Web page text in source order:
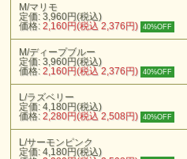
M/マリモ
定価: 3,960円(税込)
価格:2,160円(税込 2,376円) 40%OFF
M/ディープブルー
定価: 3,960円(税込)
価格:2,160円(税込 2,376円) 40%OFF
L/ラズベリー
定価: 4,180円(税込)
価格:2,280円(税込 2,508円) 40%OFF
L/サーモンピンク
定価: 4,180円(税込)